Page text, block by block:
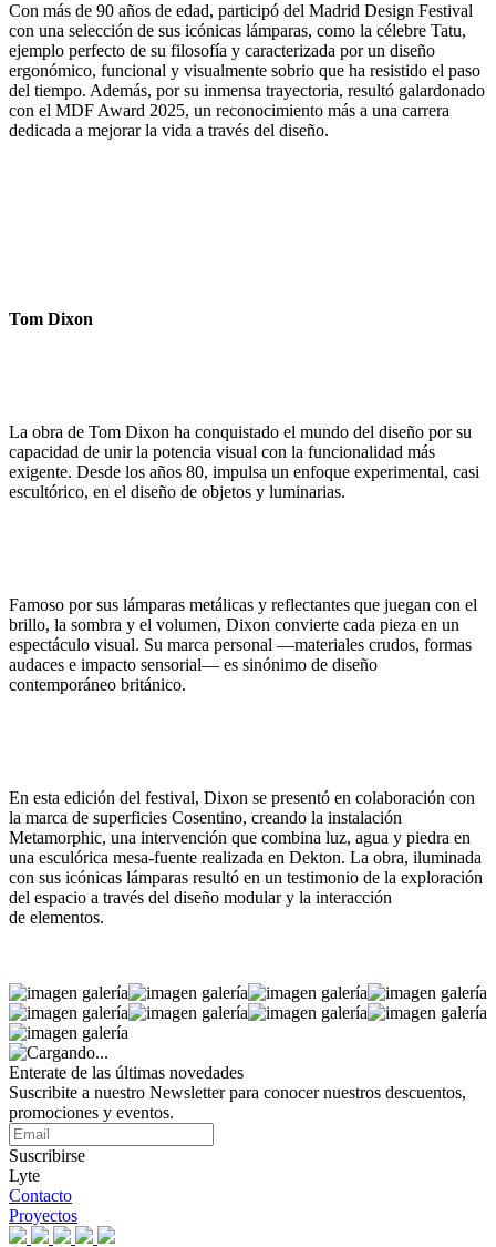
Con más de 90 años de edad, participó del Madrid Design Festival
con una selección de sus icónicas lámparas, como la célebre Tatu,
ejemplo perfecto de su filosofía y caracterizada por un diseño
ergonómico, funcional y visualmente sobrio que ha resistido el paso
del tiempo. Además, por su inmensa trayectoria, resultó galardonado
con el MDF Award 2025, un reconocimiento más a una carrera
dedicada a mejorar la vida a través del diseño.
Tom Dixon
La obra de Tom Dixon ha conquistado el mundo del diseño por su
capacidad de unir la potencia visual con la funcionalidad más
exigente. Desde los años 80, impulsa un enfoque experimental, casi
escultórico, en el diseño de objetos y luminarias.
Famoso por sus lámparas metálicas y reflectantes que juegan con el
brillo, la sombra y el volumen, Dixon convierte cada pieza en un
espectáculo visual. Su marca personal —materiales crudos, formas
audaces e impacto sensorial— es sinónimo de diseño
contemporáneo británico.
En esta edición del festival, Dixon se presentó en colaboración con
la marca de superficies Cosentino, creando la instalación
Metamorphic, una intervención que combina luz, agua y piedra en
una esculórica mesa-fuente realizada en Dekton. La obra, iluminada
con sus icónicas lámparas resultó en un testimonio de la exploración
del espacio a través del diseño modular y la interacción
de elementos.
Enterate de las últimas novedades
Suscribite a nuestro Newsletter para conocer nuestros descuentos,
promociones y eventos.
Suscribirse
Lyte
Contacto
Proyectos